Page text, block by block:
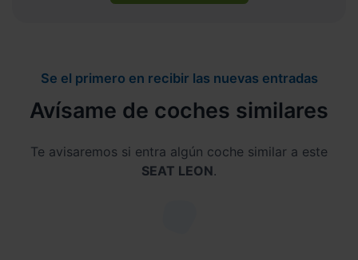
Se el primero en recibir las nuevas entradas
Avísame de coches similares
Te avisaremos si entra algún coche similar a este
SEAT LEON.